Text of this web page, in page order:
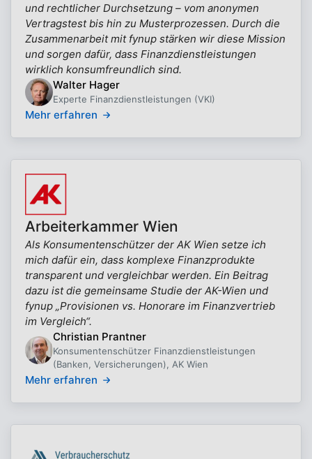
und rechtlicher Durchsetzung – vom anonymen
Vertragstest bis hin zu Musterprozessen. Durch die
Zusammenarbeit mit fynup stärken wir diese Mission
und sorgen dafür, dass Finanzdienstleistungen
wirklich konsumfreundlich sind.
Walter Hager
Experte Finanzdienstleistungen (VKI)
Mehr erfahren
Arbeiterkammer Wien
Als Konsumentenschützer der AK Wien setze ich
mich dafür ein, dass komplexe Finanzprodukte
transparent und vergleichbar werden. Ein Beitrag
dazu ist die gemeinsame Studie der AK-Wien und
fynup „Provisionen vs. Honorare im Finanzvertrieb
im Vergleich“.
Christian Prantner
Konsumentenschützer Finanzdienstleistungen
(Banken, Versicherungen), AK Wien
Mehr erfahren